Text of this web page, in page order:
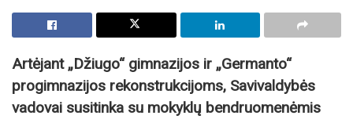
Artėjant „Džiugo“ gimnazijos ir „Germanto“
progimnazijos rekonstrukcijoms, Savivaldybės
vadovai susitinka su mokyklų bendruomenėmis